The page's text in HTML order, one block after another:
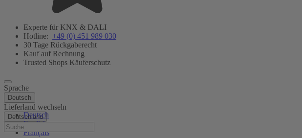
Experte für KNX & DALI
Hotline: +49 (0) 451 989 030
30 Tage Rückgaberecht
Kauf auf Rechnung
Trusted Shops Käuferschutz
Sprache
Deutsch
Deutsch
English
Français
Lieferland wechseln
Deutschland
Hilfe